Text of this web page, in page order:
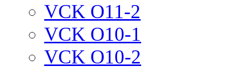
VCK O11-2
VCK O10-1
VCK O10-2